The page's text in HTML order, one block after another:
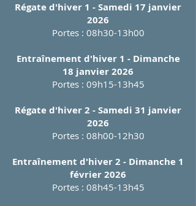
Régate d'hiver 1 - Samedi 17 janvier
2026
Portes : 08h30-13h00
Entraînement d'hiver 1 - Dimanche
18 janvier 2026
Portes : 09h15-13h45
Régate d'hiver 2 - Samedi 31 janvier
2026
Portes : 08h00-12h30
Entraînement d'hiver 2 - Dimanche 1
février 2026
Portes : 08h45-13h45